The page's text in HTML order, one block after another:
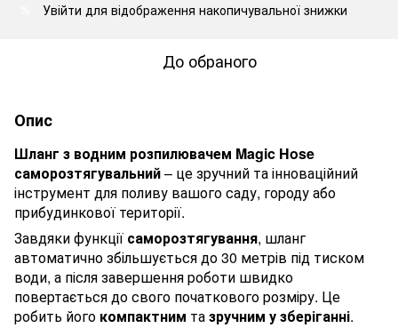
Увійти для відображення накопичувальної знижки
До обраного
Опис
Шланг з водним розпилювачем Magic Hose
саморозтягувальний– це зручний та інноваційний
інструмент для поливу вашого саду, городу або
прибудинкової території.
Завдяки функції саморозтягування, шланг
автоматично збільшується до 30 метрів під тиском
води, а після завершення роботи швидко
повертається до свого початкового розміру. Це
робить його компактним тазручним у зберіганні.